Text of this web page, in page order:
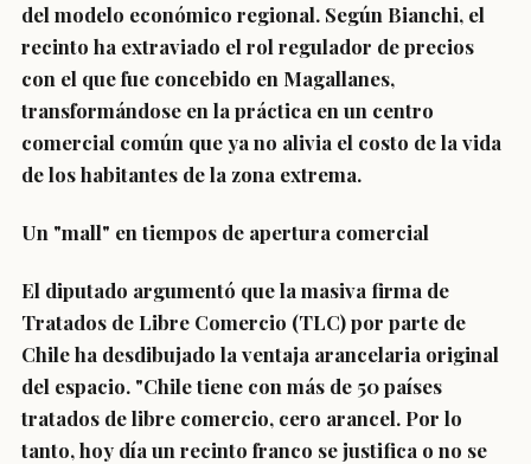
del modelo económico regional. Según Bianchi, el
recinto ha extraviado el rol regulador de precios
con el que fue concebido en Magallanes,
transformándose en la práctica en un centro
comercial común que ya no alivia el costo de la vida
de los habitantes de la zona extrema.
Un "mall" en tiempos de apertura comercial
El diputado argumentó que la masiva firma de
Tratados de Libre Comercio (TLC) por parte de
Chile ha desdibujado la ventaja arancelaria original
del espacio. "Chile tiene con más de 50 países
tratados de libre comercio, cero arancel. Por lo
tanto, hoy día un recinto franco se justifica o no se